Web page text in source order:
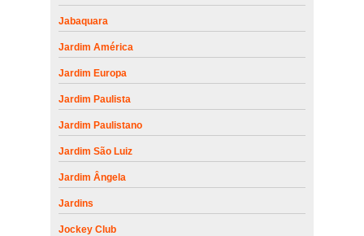
Jabaquara
Jardim América
Jardim Europa
Jardim Paulista
Jardim Paulistano
Jardim São Luiz
Jardim Ângela
Jardins
Jockey Club